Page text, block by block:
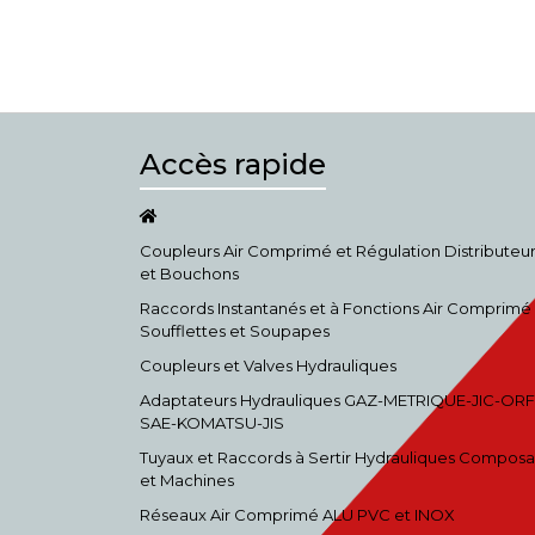
Accès rapide
Coupleurs Air Comprimé et Régulation
et Bouchons
Raccords Instantanés et à Fonctions Air Comprimé
Soufflettes et Soupapes
Coupleurs et Valves Hydrauliques
Adaptateurs Hydrauliques GAZ-METRIQUE-JIC-
SAE-KOMATSU-JIS
Tuyaux et Raccords à Sertir Hydrauliques
et Machines
Réseaux Air Comprimé ALU PVC et INOX